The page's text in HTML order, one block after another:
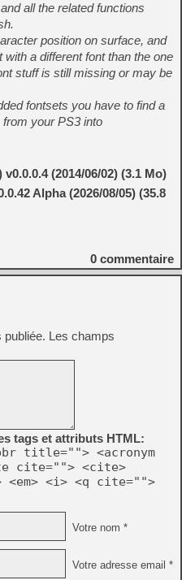
all the related functions
position on surface, and
a different font than the one
stuff is still missing or may be
fontsets you have to find a
your PS3 into
(2014/06/02) (3.1 Mo)
Alpha (2026/08/05) (35.8
0 commentaire
publiée. Les champs
tags et attributs HTML:
title=""> <acronym
cite=""> <cite>
<em> <i> <q cite="">
Votre nom *
Votre adresse email *